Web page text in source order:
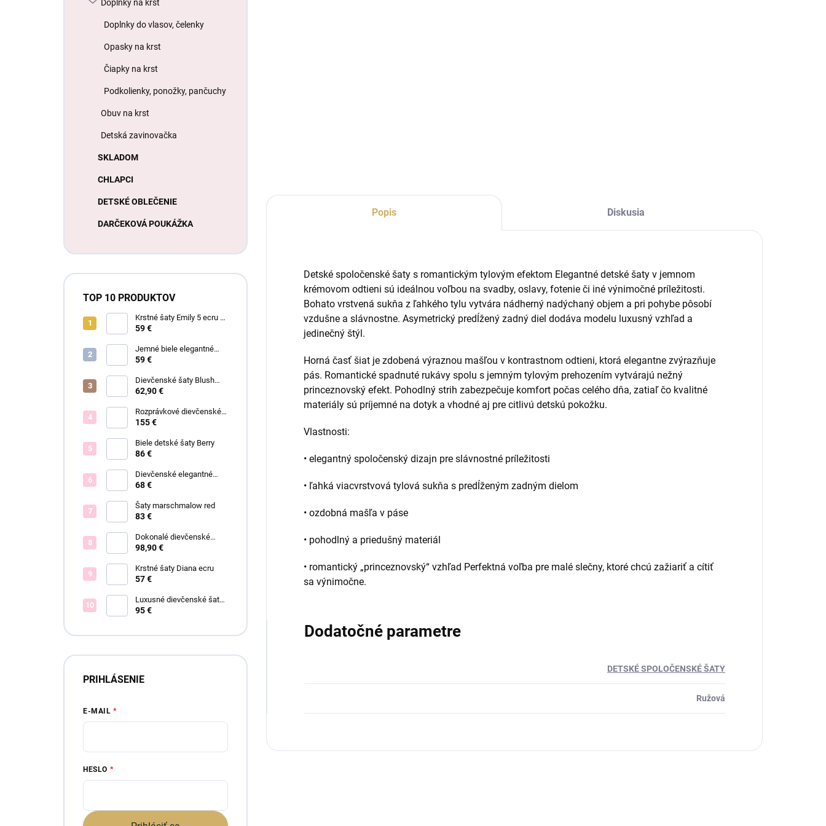
Doplnky na krst
Doplnky do vlasov, čelenky
Opasky na krst
Čiapky na krst
Podkolienky, ponožky, pančuchy
Obuv na krst
Detská zavinovačka
SKLADOM
CHLAPCI
DETSKÉ OBLEČENIE
DARČEKOVÁ POUKÁŽKA
TOP 10 PRODUKTOV
Krstné šaty Emily 5 ecru s
čipkou
59 €
Jemné biele elegantné
šaty Ariel
59 €
Dievčenské šaty Blush
Grace pink
62,90 €
Rozprávkové dievčenské
šaty Fiona
155 €
Biele detské šaty Berry
86 €
Dievčenské elegantné
šaty Lisa
68 €
Šaty marschmalow red
83 €
Dokonalé dievčenské
spoločenské šaty Bianca
98,90 €
Krstné šaty Diana ecru
57 €
Luxusné dievčenské šaty
Blush Bloom
95 €
PRIHLÁSENIE
E-MAIL
HESLO
Popis Diskusia
Detské spoločenské šaty s romantickým tylovým efektom Elegantné detské šaty v jemnom
krémovom odtieni sú ideálnou voľbou na svadby, oslavy, fotenie či iné výnimočné príležitosti.
Bohato vrstvená sukňa z ľahkého tylu vytvára nádherný nadýchaný objem a pri pohybe pôsobí
vzdušne a slávnostne. Asymetrický predĺžený zadný diel dodáva modelu luxusný vzhľad a
jedinečný štýl.
Horná časť šiat je zdobená výraznou mašľou v kontrastnom odtieni, ktorá elegantne zvýrazňuje
pás. Romantické spadnuté rukávy spolu s jemným tylovým prehozením vytvárajú nežný
princeznovský efekt. Pohodlný strih zabezpečuje komfort počas celého dňa, zatiaľ čo kvalitné
materiály sú príjemné na dotyk a vhodné aj pre citlivú detskú pokožku.
Vlastnosti:
• elegantný spoločenský dizajn pre slávnostné príležitosti
• ľahká viacvrstvová tylová sukňa s predĺženým zadným dielom
• ozdobná mašľa v páse
• pohodlný a priedušný materiál
• romantický „princeznovský“ vzhľad Perfektná voľba pre malé slečny, ktoré chcú zažiariť a cítiť
sa výnimočne.
Dodatočné parametre
DETSKÉ SPOLOČENSKÉ ŠATY
Ružová